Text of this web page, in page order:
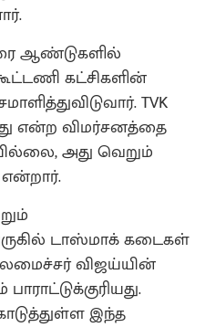
ஆண்டுகளில்
கட்சிகளின்
TVK
என்ற விமர்சனத்தை
அது வெறும்
டாஸ்மாக் கடைகள்
விஜய்யின்
இந்த